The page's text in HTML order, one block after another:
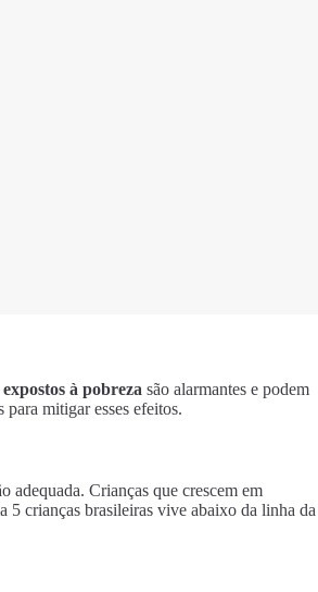
à pobreza são alarmantes e podem
para mitigar esses efeitos.
adequada. Crianças que crescem em
5 crianças brasileiras vive abaixo da linha da